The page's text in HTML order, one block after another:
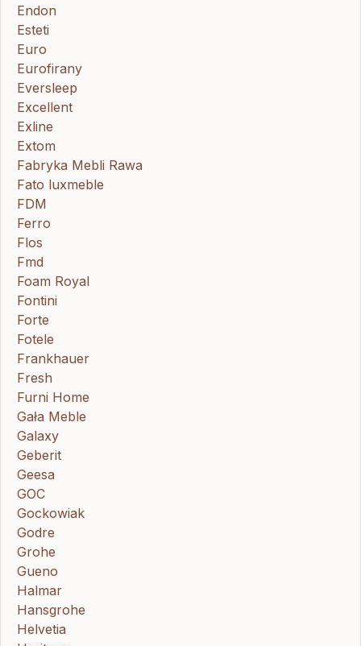
Endon
Esteti
Euro
Eurofirany
Eversleep
Excellent
Exline
Extom
Fabryka Mebli Rawa
Fato luxmeble
FDM
Ferro
Flos
Fmd
Foam Royal
Fontini
Forte
Fotele
Frankhauer
Fresh
Furni Home
Gała Meble
Galaxy
Geberit
Geesa
GOC
Gockowiak
Godre
Grohe
Gueno
Halmar
Hansgrohe
Helvetia